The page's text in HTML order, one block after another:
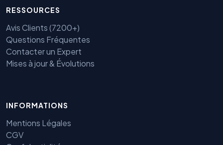
RESSOURCES
Avis Clients (7200+)
Questions Fréquentes
Contacter un Expert
Mises à jour & Évolutions
INFORMATIONS
Mentions Légales
CGV